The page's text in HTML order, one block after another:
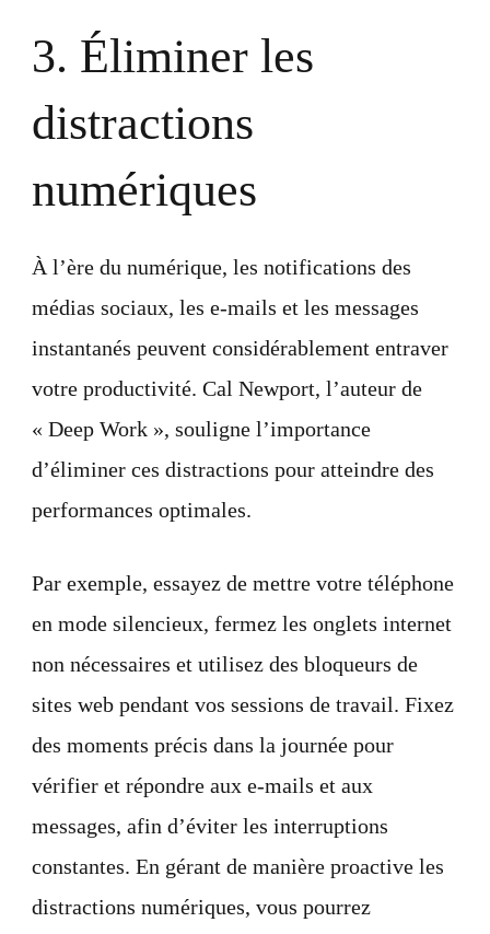
3. Éliminer les
distractions
numériques
À l’ère du numérique, les notifications des
médias sociaux, les e-mails et les messages
instantanés peuvent considérablement entraver
votre productivité. Cal Newport, l’auteur de
« Deep Work », souligne l’importance
d’éliminer ces distractions pour atteindre des
performances optimales.
Par exemple, essayez de mettre votre téléphone
en mode silencieux, fermez les onglets internet
non nécessaires et utilisez des bloqueurs de
sites web pendant vos sessions de travail. Fixez
des moments précis dans la journée pour
vérifier et répondre aux e-mails et aux
messages, afin d’éviter les interruptions
constantes. En gérant de manière proactive les
distractions numériques, vous pourrez